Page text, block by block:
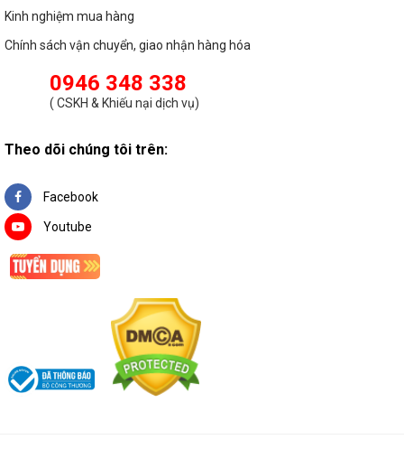
Kinh nghiệm mua hàng
Chính sách vận chuyển, giao nhận hàng hóa
0946 348 338
( CSKH & Khiếu nại dịch vụ)
Theo dõi chúng tôi trên:
Facebook
Youtube